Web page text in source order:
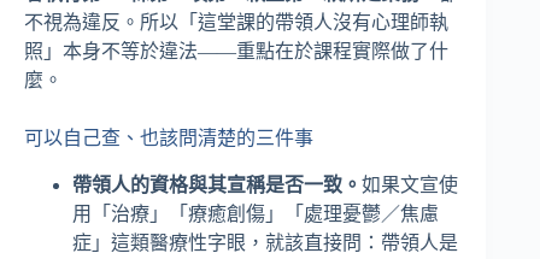
不視為違反。所以「這堂課的帶領人沒有心理師執
照」本身不等於違法——重點在於課程實際做了什
麼。
可以自己查、也該問清楚的三件事
帶領人的資格與其宣稱是否一致。 如果文宣使
用「治療」「療癒創傷」「處理憂鬱／焦慮
症」這類醫療性字眼，就該直接問：帶領人是